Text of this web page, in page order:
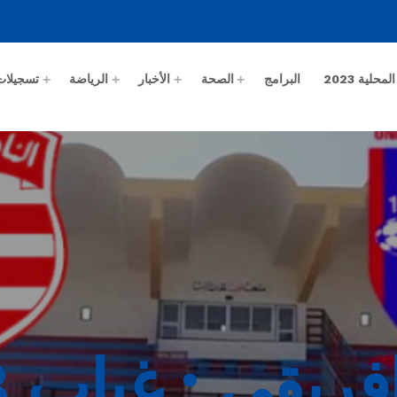
2023 البرامج الصحة الأخبار الرياضة